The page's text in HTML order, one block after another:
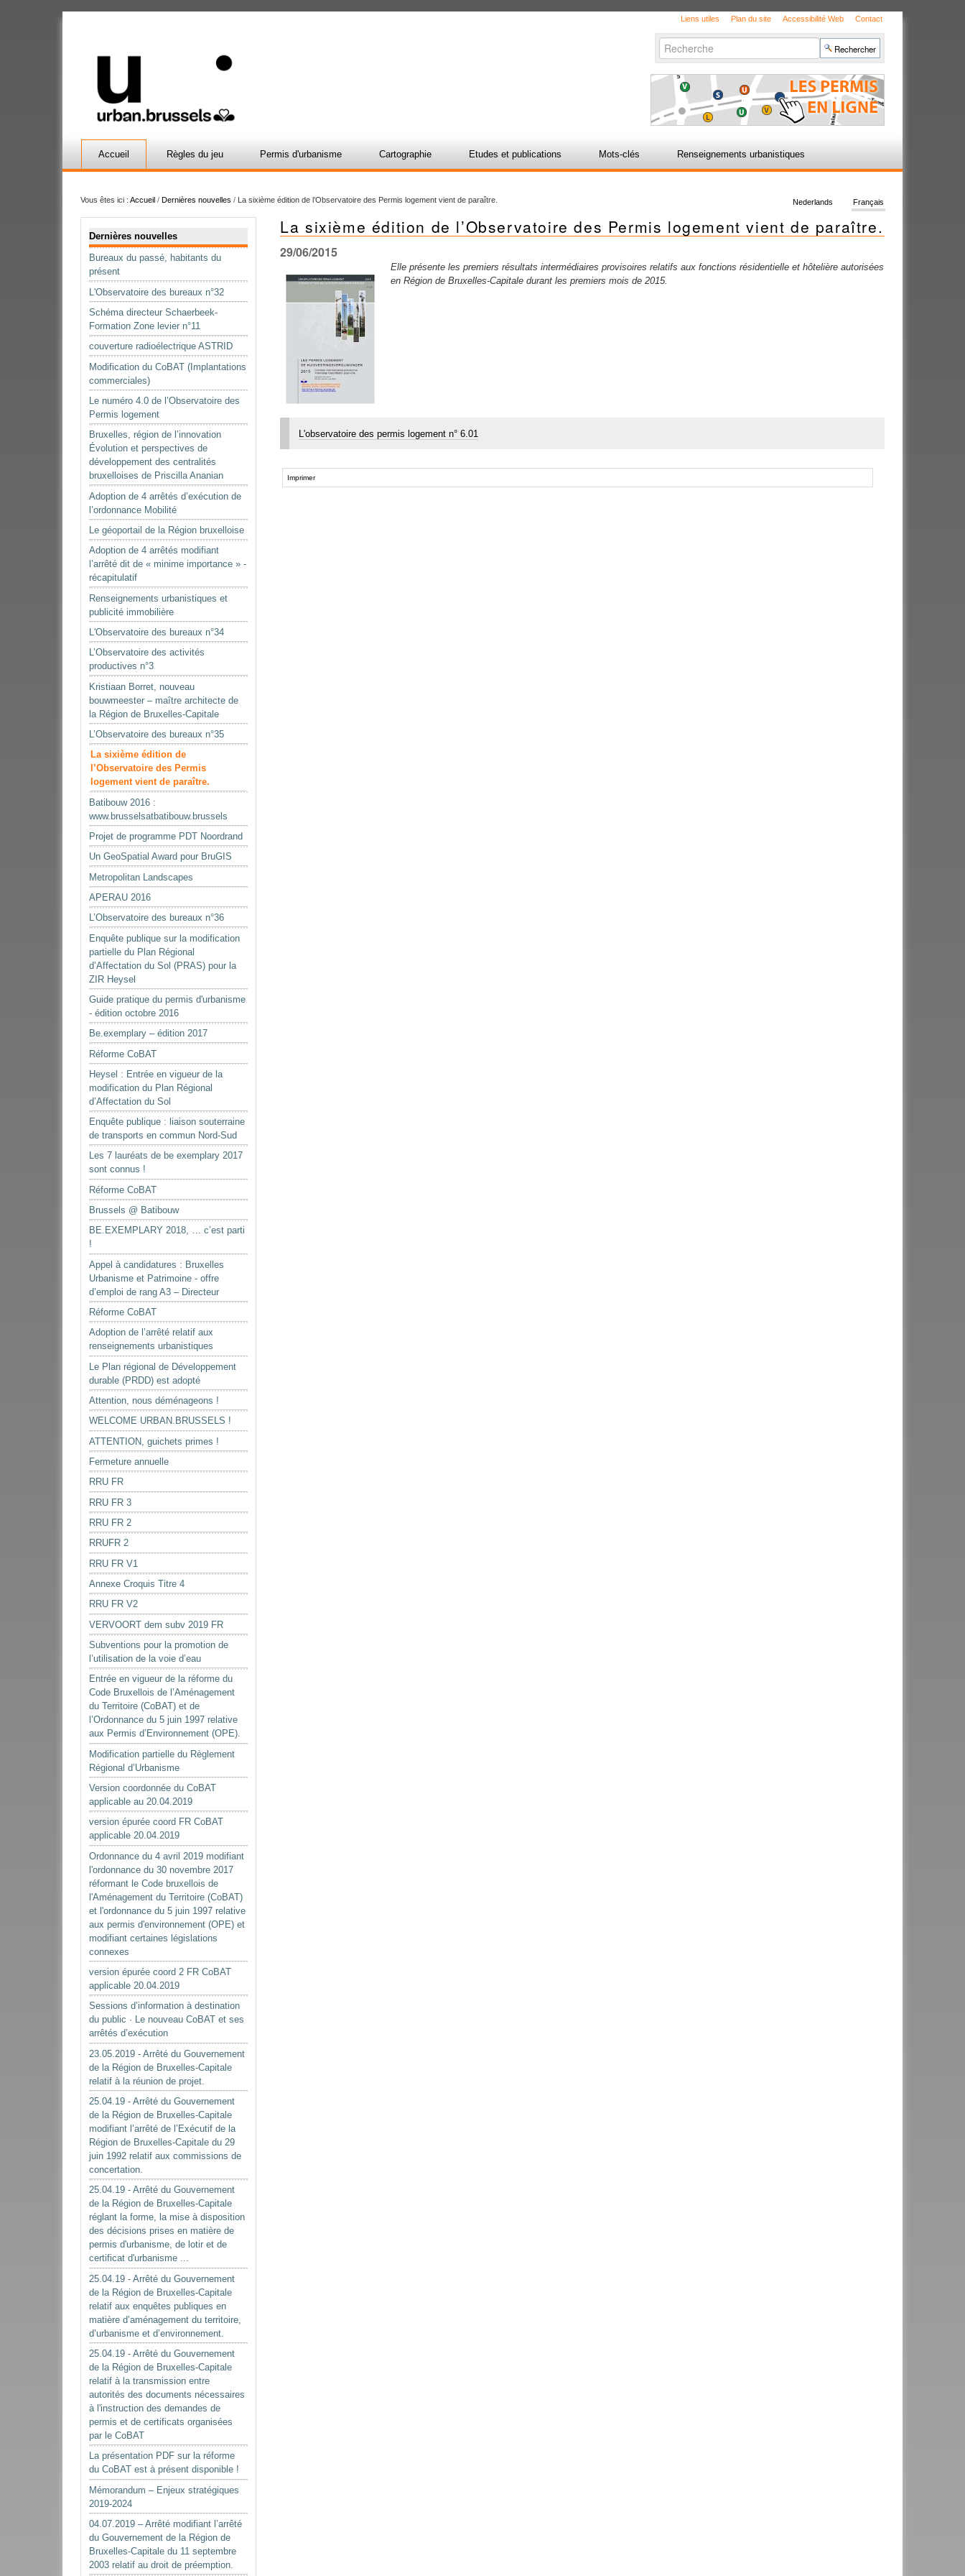
Liens utiles Plan du site Accessibilité Web Contact
Chercher par
avancée…
Accueil Règles du jeu Permis d'urbanisme Cartographie Etudes et publications Mots-clés Renseignements urbanistiques
Vous êtes ici : Accueil / Dernières nouvelles / La sixième édition de l’Observatoire des Permis logement vient de paraître. Français
Nederlands
Dernières nouvelles
Bureaux du passé, habitants du
présent
L'Observatoire des bureaux n°32
Schéma directeur Schaerbeek-
Formation Zone levier n°11
couverture radioélectrique ASTRID
Modification du CoBAT (Implantations
commerciales)
Le numéro 4.0 de l’Observatoire des
Permis logement
Bruxelles, région de l’innovation
Évolution et perspectives de
développement des centralités
bruxelloises de Priscilla Ananian
Adoption de 4 arrêtés d’exécution de
l’ordonnance Mobilité
Le géoportail de la Région bruxelloise
Adoption de 4 arrêtés modifiant
l’arrêté dit de « minime importance » -
récapitulatif
Renseignements urbanistiques et
publicité immobilière
L'Observatoire des bureaux n°34
L’Observatoire des activités
productives n°3
Kristiaan Borret, nouveau
bouwmeester – maître architecte de
la Région de Bruxelles-Capitale
L’Observatoire des bureaux n°35
La sixième édition de
l’Observatoire des Permis
logement vient de paraître.
Batibouw 2016 :
www.brusselsatbatibouw.brussels
Projet de programme PDT Noordrand
Un GeoSpatial Award pour BruGIS
Metropolitan Landscapes
APERAU 2016
L’Observatoire des bureaux n°36
Enquête publique sur la modification
partielle du Plan Régional
d’Affectation du Sol (PRAS) pour la
ZIR Heysel
Guide pratique du permis d'urbanisme
- édition octobre 2016
Be.exemplary – édition 2017
Réforme CoBAT
Heysel : Entrée en vigueur de la
modification du Plan Régional
d’Affectation du Sol
Enquête publique : liaison souterraine
de transports en commun Nord-Sud
Les 7 lauréats de be exemplary 2017
sont connus !
Réforme CoBAT
Brussels @ Batibouw
BE.EXEMPLARY 2018, … c’est parti
!
Appel à candidatures : Bruxelles
Urbanisme et Patrimoine - offre
d’emploi de rang A3 – Directeur
Réforme CoBAT
Adoption de l’arrêté relatif aux
renseignements urbanistiques
Le Plan régional de Développement
durable (PRDD) est adopté
Attention, nous déménageons !
WELCOME URBAN.BRUSSELS !
ATTENTION, guichets primes !
Fermeture annuelle
RRU FR
RRU FR 3
RRU FR 2
RRUFR 2
RRU FR V1
Annexe Croquis Titre 4
RRU FR V2
VERVOORT dem subv 2019 FR
Subventions pour la promotion de
l’utilisation de la voie d’eau
Entrée en vigueur de la réforme du
Code Bruxellois de l’Aménagement
du Territoire (CoBAT) et de
l’Ordonnance du 5 juin 1997 relative
aux Permis d’Environnement (OPE).
Modification partielle du Règlement
Régional d’Urbanisme
Version coordonnée du CoBAT
applicable au 20.04.2019
version épurée coord FR CoBAT
applicable 20.04.2019
Ordonnance du 4 avril 2019 modifiant
l'ordonnance du 30 novembre 2017
réformant le Code bruxellois de
l'Aménagement du Territoire (CoBAT)
et l'ordonnance du 5 juin 1997 relative
aux permis d'environnement (OPE) et
modifiant certaines législations
connexes
version épurée coord 2 FR CoBAT
applicable 20.04.2019
Sessions d’information à destination
du public · Le nouveau CoBAT et ses
arrêtés d’exécution
23.05.2019 - Arrêté du Gouvernement
de la Région de Bruxelles-Capitale
relatif à la réunion de projet.
25.04.19 - Arrêté du Gouvernement
de la Région de Bruxelles-Capitale
modifiant l’arrêté de l’Exécutif de la
Région de Bruxelles-Capitale du 29
juin 1992 relatif aux commissions de
concertation.
25.04.19 - Arrêté du Gouvernement
de la Région de Bruxelles-Capitale
réglant la forme, la mise à disposition
des décisions prises en matière de
permis d'urbanisme, de lotir et de
certificat d'urbanisme ...
25.04.19 - Arrêté du Gouvernement
de la Région de Bruxelles-Capitale
relatif aux enquêtes publiques en
matière d’aménagement du territoire,
d’urbanisme et d’environnement.
25.04.19 - Arrêté du Gouvernement
de la Région de Bruxelles-Capitale
relatif à la transmission entre
autorités des documents nécessaires
à l'instruction des demandes de
permis et de certificats organisées
par le CoBAT
La présentation PDF sur la réforme
du CoBAT est à présent disponible !
Mémorandum – Enjeux stratégiques
2019-2024
04.07.2019 – Arrêté modifiant l’arrêté
du Gouvernement de la Région de
Bruxelles-Capitale du 11 septembre
2003 relatif au droit de préemption.
La sixième édition de l’Observatoire des Permis logement vient de paraître.
29/06/2015
Elle présente les premiers résultats intermédiaires provisoires relatifs aux fonctions résidentielle et hôtelière autorisées
en Région de Bruxelles-Capitale durant les premiers mois de 2015.
L'observatoire des permis logement n° 6.01
surImprimer